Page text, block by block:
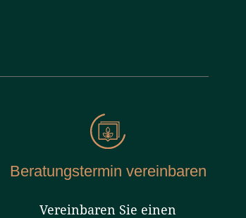
Beratungstermin vereinbaren
Vereinbaren Sie einen